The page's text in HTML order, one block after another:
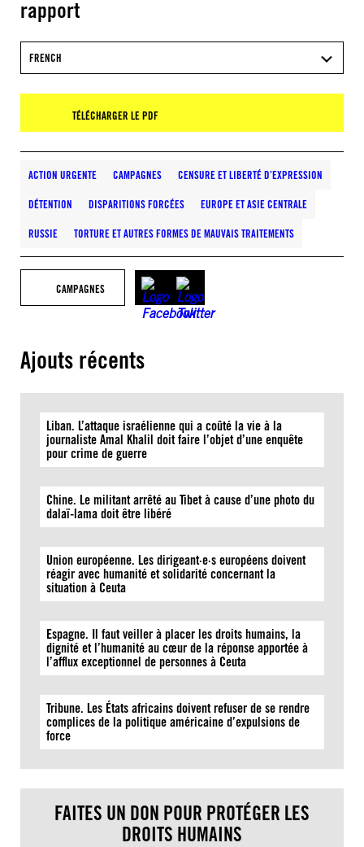
rapport
FRENCH
TÉLÉCHARGER LE PDF
ACTION URGENTE CAMPAGNES CENSURE ET LIBERTÉ D’EXPRESSION
DÉTENTION DISPARITIONS FORCÉES EUROPE ET ASIE CENTRALE
RUSSIE TORTURE ET AUTRES FORMES DE MAUVAIS TRAITEMENTS
CAMPAGNES
Ajouts récents
Liban. L’attaque israélienne qui a coûté la vie à la
journaliste Amal Khalil doit faire l’objet d’une enquête
pour crime de guerre
Chine. Le militant arrêté au Tibet à cause d’une photo du
dalaï-lama doit être libéré
Union européenne. Les dirigeant·e·s européens doivent
réagir avec humanité et solidarité concernant la
situation à Ceuta
Espagne. Il faut veiller à placer les droits humains, la
dignité et l’humanité au cœur de la réponse apportée à
l’afflux exceptionnel de personnes à Ceuta
Tribune. Les États africains doivent refuser de se rendre
complices de la politique américaine d’expulsions de
force
FAITES UN DON POUR PROTÉGER LES
DROITS HUMAINS